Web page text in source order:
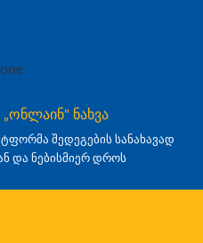
ნახვა
შედეგების სანახავად
და ნებისმიერ დროს